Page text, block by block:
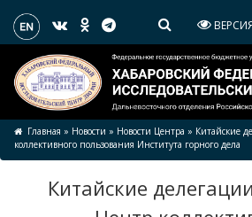
Главная » Новости » Новости Центра » Китайские
коллективного пользования Института горного дела
Китайские